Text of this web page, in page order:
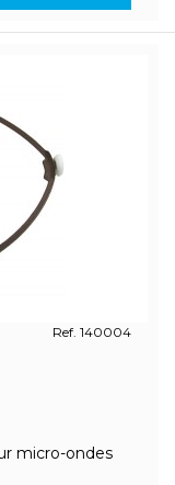
Ref. 140004
micro-ondes